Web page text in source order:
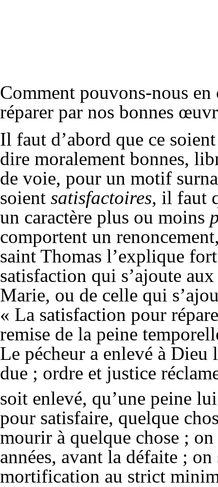
Comment pouvons-nous
réparer par nos bonnes
Il faut d’abord que ce
dire moralement bonnes,
de voie, pour un motif
soient satisfactoires, il faut
un caractère plus ou moins
comportent un
saint Thomas l’explique
satisfaction qui s’ajoute
Marie, ou de celle qui
« La satisfaction pour
remise de la peine
Le pécheur a enlevé à
due ; ordre et justice
soit enlevé, qu’une peine
pour satisfaire, quelque
mourir à quelque chose ;
années, avant la défaite ;
mortification au strict